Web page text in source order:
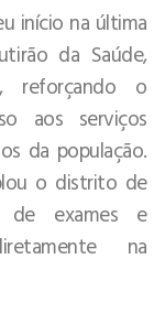
início na última
da Saúde,
reforçando o
aos serviços
da população.
o distrito de
de exames e
na